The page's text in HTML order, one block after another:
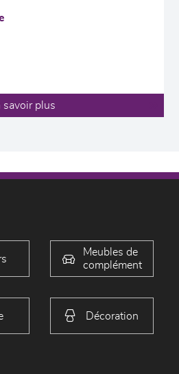
savoir plus
Meubles de
complément
Décoration